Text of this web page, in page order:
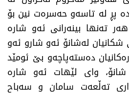
پڕ لە تاسەو حەسرەت نین بۆ
تەنها بینەرانی ئەو شارە
شكانیان لەشانۆ ئەو شارو ئەو
دەستەپاچەو بێ‌ ئومێد
وای لێهات ئەو شارە
تەڵعەت سامان و سەباح